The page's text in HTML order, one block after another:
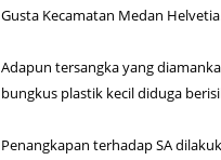
Gusta Kecamatan Medan
Adapun tersangka yang
bungkus plastik kecil diduga
Penangkapan terhadap SA